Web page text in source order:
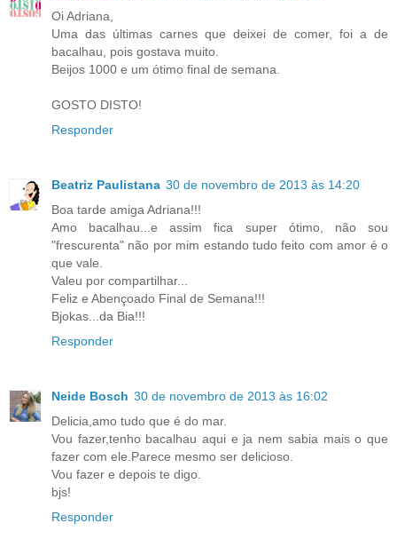
Oi Adriana,
Uma das últimas carnes que deixei de comer, foi a de
bacalhau, pois gostava muito.
Beijos 1000 e um ótimo final de semana.
GOSTO DISTO!
Responder
Beatriz Paulistana 30 de novembro de 2013 às 14:20
Boa tarde amiga Adriana!!!
Amo bacalhau...e assim fica super ótimo, não sou
"frescurenta" não por mim estando tudo feito com amor é o
que vale.
Valeu por compartilhar...
Feliz e Abençoado Final de Semana!!!
Bjokas...da Bia!!!
Responder
Neide Bosch 30 de novembro de 2013 às 16:02
Delicia,amo tudo que é do mar.
Vou fazer,tenho bacalhau aqui e ja nem sabia mais o que
fazer com ele.Parece mesmo ser delicioso.
Vou fazer e depois te digo.
bjs!
Responder